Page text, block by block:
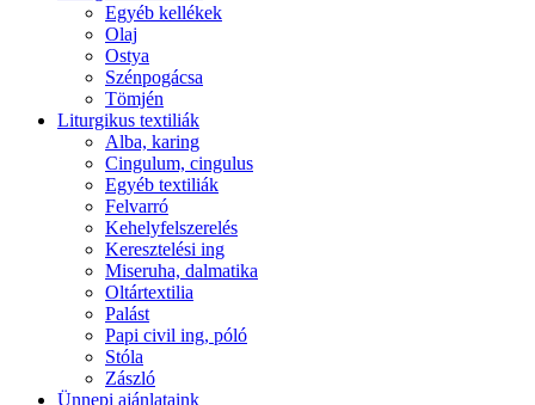
Egyéb kellékek
Olaj
Ostya
Szénpogácsa
Tömjén
Liturgikus textiliák
Alba, karing
Cingulum, cingulus
Egyéb textiliák
Felvarró
Kehelyfelszerelés
Keresztelési ing
Miseruha, dalmatika
Oltártextilia
Palást
Papi civil ing, póló
Stóla
Zászló
Ünnepi ajánlataink